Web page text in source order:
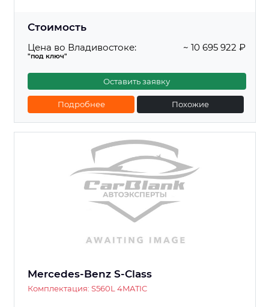
Стоимость
Цена во Владивостоке:
"под ключ"
~ 10 695 922 ₽
Оставить заявку
Подробнее Похожие
Mercedes-Benz S-Class
Комплектация: S560L 4MATIC